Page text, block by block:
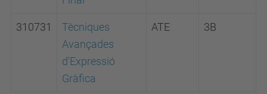
310731
Tècniques
Avançades
d'Expressió
Gràfica
ATE 3B